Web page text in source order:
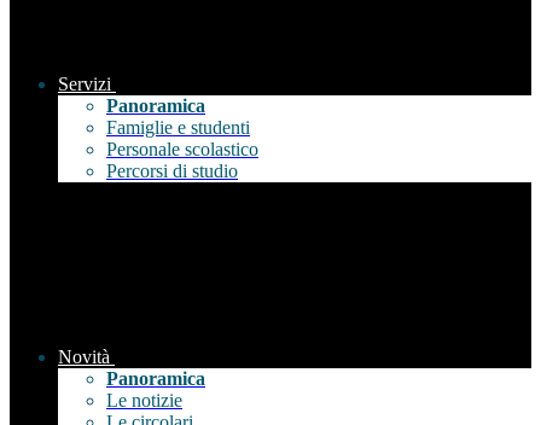
Servizi
Panoramica
Famiglie e studenti
Personale scolastico
Percorsi di studio
Novità
Panoramica
Le notizie